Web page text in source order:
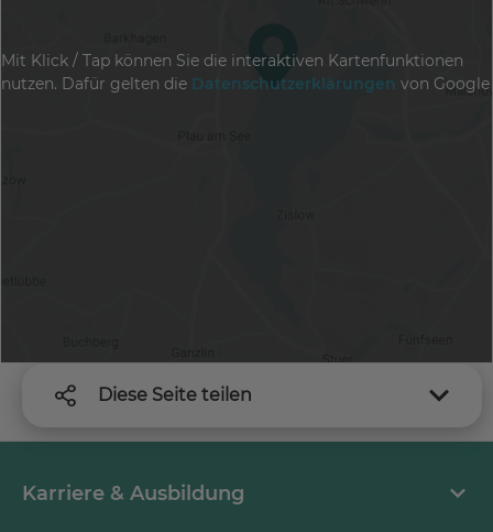
Mit Klick / Tap können Sie die interaktiven Kartenfunktionen
nutzen. Dafür gelten die Datenschutzerklärungen von Google
Diese Seite teilen
Karriere & Ausbildung